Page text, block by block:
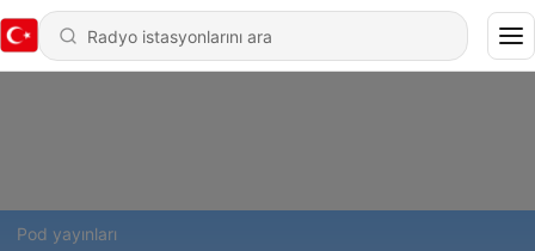
Pod yayınları